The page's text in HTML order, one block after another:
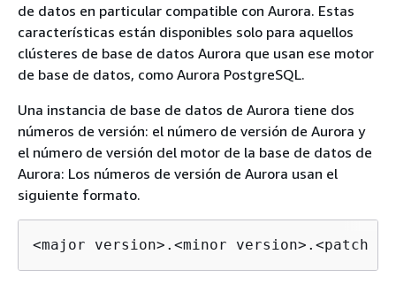
de datos en particular compatible con Aurora. Estas
características están disponibles solo para aquellos
clústeres de base de datos Aurora que usan ese motor
de base de datos, como Aurora PostgreSQL.
Una instancia de base de datos de Aurora tiene dos
números de versión: el número de versión de Aurora y
el número de versión del motor de la base de datos de
Aurora: Los números de versión de Aurora usan el
siguiente formato.
<major version>.<minor version>.<patch